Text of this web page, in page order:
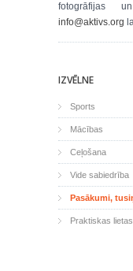
fotogrāfijas
info@aktivs.org
IZVĒLNE
Sports
Mācības
Ceļošana
Vide sabiedrība
Pasākumi,
Praktiskas lietas